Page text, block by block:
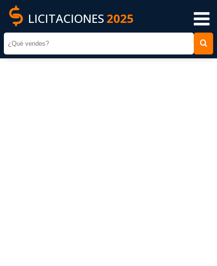
LICITACIONES 2025